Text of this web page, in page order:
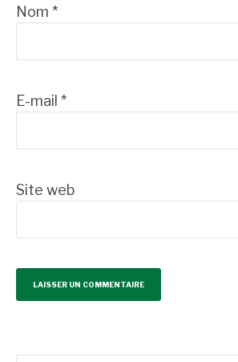
Nom *
E-mail *
Site web